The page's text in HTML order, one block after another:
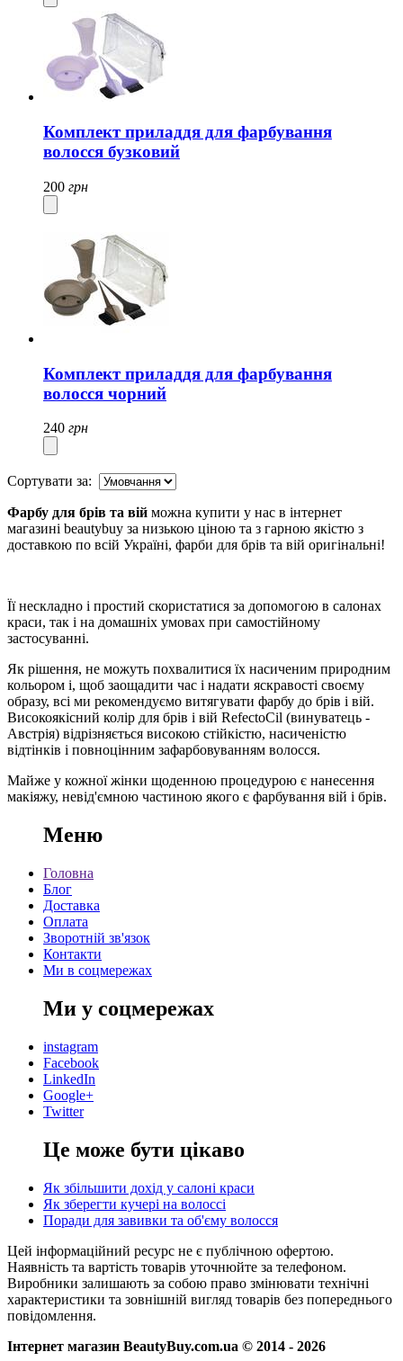
Комплект приладдя для фарбування
волосся бузковий
200 грн
Комплект приладдя для фарбування
волосся чорний
240 грн
Сортувати за:
Фарбу для брів та вій можна купити у нас в інтернет
магазині beautybuy за низькою ціною та з гарною якістю з
доставкою по всій Україні, фарби для брів та вій оригінальні!
Її нескладно і простий скористатися за допомогою в салонах
краси, так і на домашніх умовах при самостійному
застосуванні.
Як рішення, не можуть похвалитися їх насиченим природним
кольором і, щоб заощадити час і надати яскравості своєму
образу, всі ми рекомендуємо витягувати фарбу до брів і вій.
Високоякісний колір для брів і вій RefectoCil (винуватець -
Австрія) відрізняється високою стійкістю, насиченістю
відтінків і повноцінним зафарбовуванням волосся.
Майже у кожної жінки щоденною процедурою є нанесення
макіяжу, невід'ємною частиною якого є фарбування вій і брів.
Меню
Головна
Блог
Доставка
Оплата
Зворотній зв'язок
Контакти
Ми в соцмережах
Ми у соцмережах
instagram
Facebook
LinkedIn
Google+
Twitter
Це може бути цікаво
Як збільшити дохід у салоні краси
Як зберегти кучері на волоссі
Поради для завивки та об'єму волосся
Цей інформаційний ресурс не є публічною офертою.
Наявність та вартість товарів уточнюйте за телефоном.
Виробники залишають за собою право змінювати технічні
характеристики та зовнішній вигляд товарів без попереднього
повідомлення.
Інтернет магазин BeautyBuy.com.ua © 2014 - 2026